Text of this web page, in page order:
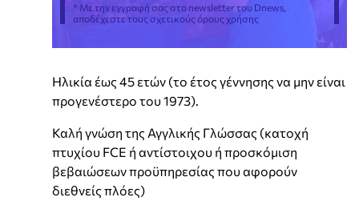
* Με την εγγραφή σας στο newsletter του Dnews,
αποδέχεστε τους σχετικούς όρους χρήσης
Ηλικία έως 45 ετών (το έτος γέννησης να μην είναι
προγενέστερο του 1973).
Καλή γνώση της Αγγλικής Γλώσσας (κατοχή
πτυχίου FCE ή αντίστοιχου ή προσκόμιση
βεβαιώσεων προϋπηρεσίας που αφορούν
διεθνείς πλόες)